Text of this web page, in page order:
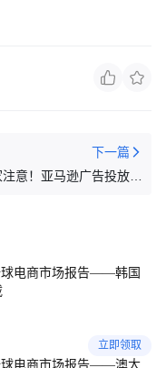
下一篇
意！亚马逊广告投放又
球电商市场报告——韩国
立即领取
球电商市场报告——澳大